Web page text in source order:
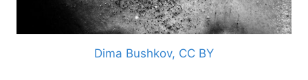
Dima Bushkov, CC BY